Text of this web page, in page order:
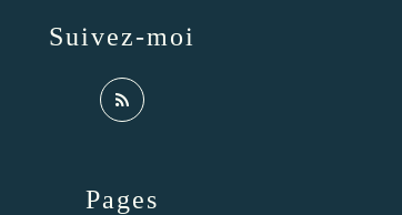
Pages
Suivez-moi